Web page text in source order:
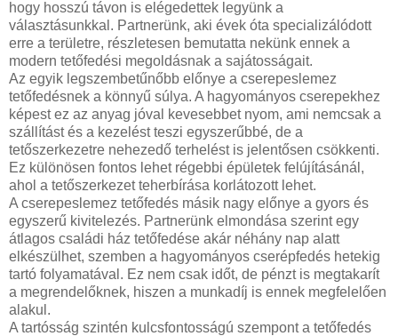
hogy hosszú távon is elégedettek legyünk a
választásunkkal. Partnerünk, aki évek óta specializálódott
erre a területre, részletesen bemutatta nekünk ennek a
modern tetőfedési megoldásnak a sajátosságait.
Az egyik legszembetűnőbb előnye a cserepeslemez
tetőfedésnek a könnyű súlya. A hagyományos cserepekhez
képest ez az anyag jóval kevesebbet nyom, ami nemcsak a
szállítást és a kezelést teszi egyszerűbbé, de a
tetőszerkezetre nehezedő terhelést is jelentősen csökkenti.
Ez különösen fontos lehet régebbi épületek felújításánál,
ahol a tetőszerkezet teherbírása korlátozott lehet.
A cserepeslemez tetőfedés másik nagy előnye a gyors és
egyszerű kivitelezés. Partnerünk elmondása szerint egy
átlagos családi ház tetőfedése akár néhány nap alatt
elkészülhet, szemben a hagyományos cserépfedés hetekig
tartó folyamatával. Ez nem csak időt, de pénzt is megtakarít
a megrendelőknek, hiszen a munkadíj is ennek megfelelően
alakul.
A tartósság szintén kulcsfontosságú szempont a tetőfedés